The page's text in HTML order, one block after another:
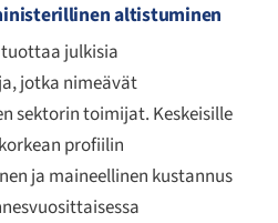
altistuminen
julkisia
jotka nimeävät
sektorin toimijat. Keskeisille
profiilin
ja maineellinen kustannus